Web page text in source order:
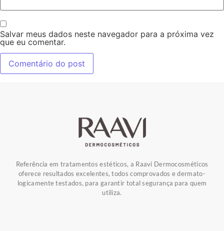
Salvar meus dados neste navegador para a próxima vez
que eu comentar.
Referência em tratamentos estéticos, a Raavi Dermocosméticos
oferece resultados excelentes, todos comprovados e dermato-
logicamente testados, para garantir total segurança para quem
utiliza.